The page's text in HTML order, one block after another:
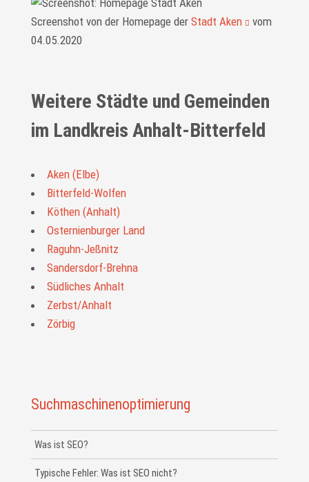
Screenshot von der Homepage der Stadt Aken
vom
04.05.2020
Weitere Städte und Gemeinden
im Landkreis Anhalt-Bitterfeld
Aken (Elbe)
Bitterfeld-Wolfen
Köthen (Anhalt)
Osternienburger Land
Raguhn-Jeßnitz
Sandersdorf-Brehna
Südliches Anhalt
Zerbst/Anhalt
Zörbig
Suchmaschinenoptimierung
Was ist SEO?
Typische Fehler: Was ist SEO nicht?